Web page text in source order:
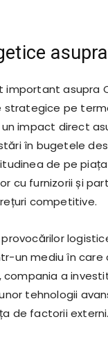
important
pe
impact direct
în bugetele
de pe
cu furnizorii și
competitive.
un mediu în
a
tehnologii
de factorii externi.